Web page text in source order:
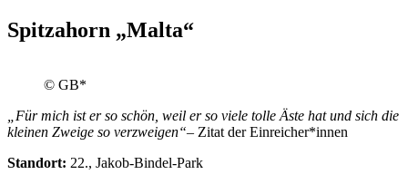
Spitzahorn „Malta“
© GB*
„Für mich ist er so schön, weil er so viele tolle Äste hat und sich die
kleinen Zweige so verzweigen“– Zitat der Einreicher*innen
Standort: 22., Jakob-Bindel-Park